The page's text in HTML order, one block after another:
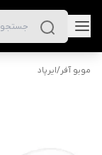
موبو آفر/ایرپاد